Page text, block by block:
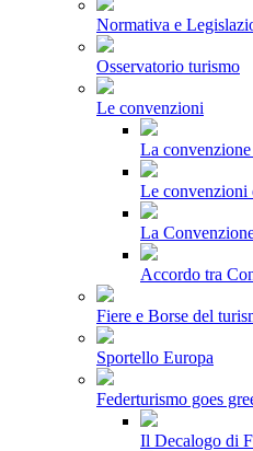
Normativa e
Osservatorio turismo
Le convenzioni
La
Le convenzioni
La
Accordo tra
Fiere e Borse del
Sportello Europa
Federturismo goes
Il Decalogo di